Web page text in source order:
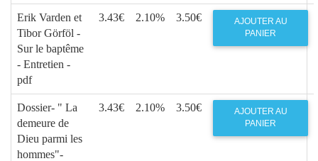
Erik Varden et
Tibor Görföl -
Sur le baptême
- Entretien -
pdf
3.43€ 2.10% 3.50€
AJOUTER AU
PANIER
Dossier- " La
demeure de
Dieu parmi les
hommes"-
3.43€ 2.10% 3.50€
AJOUTER AU
PANIER